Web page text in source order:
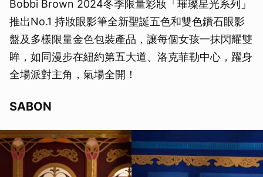
Bobbi Brown 2024冬季限量彩妝「璀璨星光系列」
推出No.1 持妝眼影筆全新聖誕五色和雙色鑽石眼影
盤及多樣限量金色包裝產品，讓每個女孩一抹閃耀雙
眸，如同漫步在紐約第五大道、洛克菲勒中心，躍身
全場派對主角，氣場全開！
SABON